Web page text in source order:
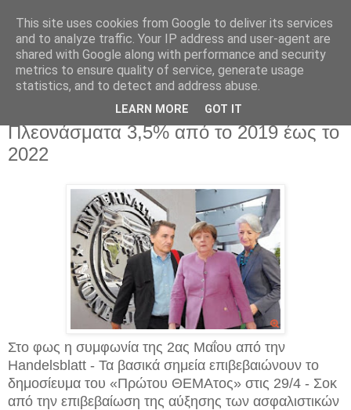
Δευτέρα 8 Μαΐου 2017
Το τελικό κείμενο του Μνημονίου:
Πλεονάσματα 3,5% από το 2019 έως το
2022
Στο φως η συμφωνία της 2ας Μαΐου από την
Handelsblatt - Τα βασικά σημεία επιβεβαιώνουν το
δημοσίευμα του «Πρώτου ΘΕΜΑτος» στις 29/4 - Σοκ
από την επιβεβαίωση της αύξησης των ασφαλιστικών
This site uses cookies from Google to deliver its services
and to analyze traffic. Your IP address and user-agent are
shared with Google along with performance and security
metrics to ensure quality of service, generate usage
statistics, and to detect and address abuse.
LEARN MORE GOT IT